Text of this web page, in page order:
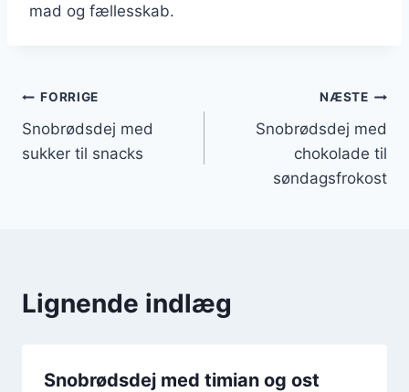
mad og fællesskab.
Indlægsnavigation
FORRIGE
Snobrødsdej med
sukker til snacks
NÆSTE
Snobrødsdej med
chokolade til
søndagsfrokost
Lignende indlæg
Snobrødsdej med timian og ost